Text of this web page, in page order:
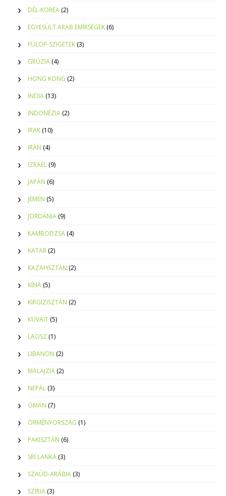
DÉL-KOREA (2)
EGYESÜLT ARAB EMÍRSÉGEK (6)
FÜLÖP-SZIGETEK (3)
GRÚZIA (4)
HONG KONG (2)
INDIA (13)
INDONÉZIA (2)
IRAK (10)
IRÁN (4)
IZRAEL (9)
JAPÁN (6)
JEMEN (5)
JORDÁNIA (9)
KAMBODZSA (4)
KATAR (2)
KAZAHSZTÁN (2)
KÍNA (5)
KIRGIZISZTÁN (2)
KUVAIT (5)
LAOSZ (1)
LIBANON (2)
MALAJZIA (2)
NEPÁL (3)
OMÁN (7)
ÖRMÉNYORSZÁG (1)
PAKISZTÁN (6)
SRÍ LANKA (3)
SZAÚD-ARÁBIA (3)
SZÍRIA (3)